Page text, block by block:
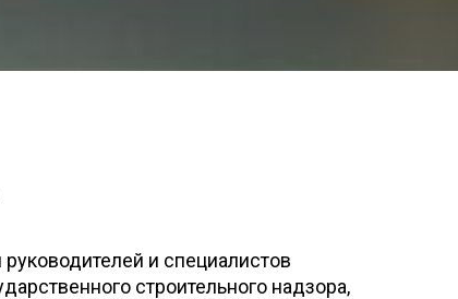
и специалистов
строительного надзора,